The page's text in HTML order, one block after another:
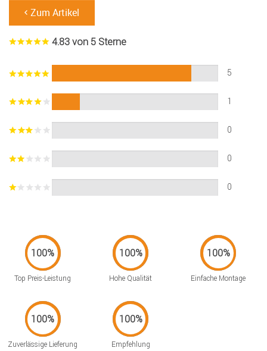
Zum Artikel
4.83 von 5 Sterne
5
1
0
0
0
Top Preis-Leistung Hohe Qualität Einfache Montage
Zuverlässige Lieferung Empfehlung